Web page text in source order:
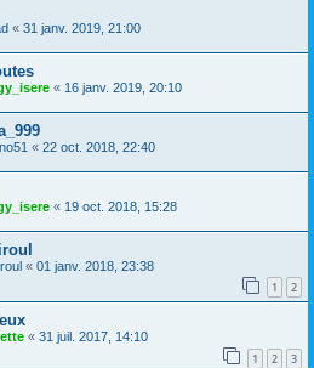
« 31 janv. 2019, 21:00
« 16 janv. 2019, 20:10
« 22 oct. 2018, 22:40
« 19 oct. 2018, 15:28
« 01 janv. 2018, 23:38
1 2
« 31 juil. 2017, 14:10
1 2 3